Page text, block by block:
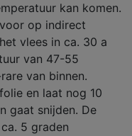
kan komen.
op indirect
vlees in ca. 30 a
van 47-55
van binnen.
en laat nog 10
gaat snijden. De
5 graden